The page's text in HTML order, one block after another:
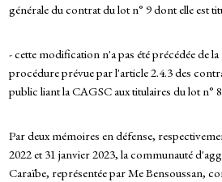
générale du contrat du lot n° 9 dont elle est
- cette modification n'a pas été précédée de
procédure prévue par l'article 2.4.3 des
public liant la CAGSC aux titulaires du lot n°
Par deux mémoires en défense,
2022 et 31 janvier 2023, la communauté
Caraïbe, représentée par Me Bensoussan,